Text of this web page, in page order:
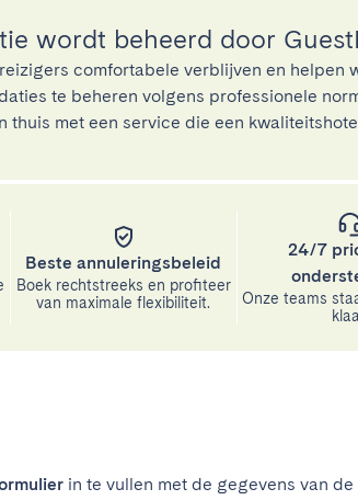
wordt beheerd door
comfortabele verblijven en helpen
te beheren volgens professionele
thuis met een service die een
Beste annuleringsbeleid
Boek rechtstreeks en profiteer
van maximale flexibiliteit.
24/7
Onze teams
in te vullen met de gegevens van